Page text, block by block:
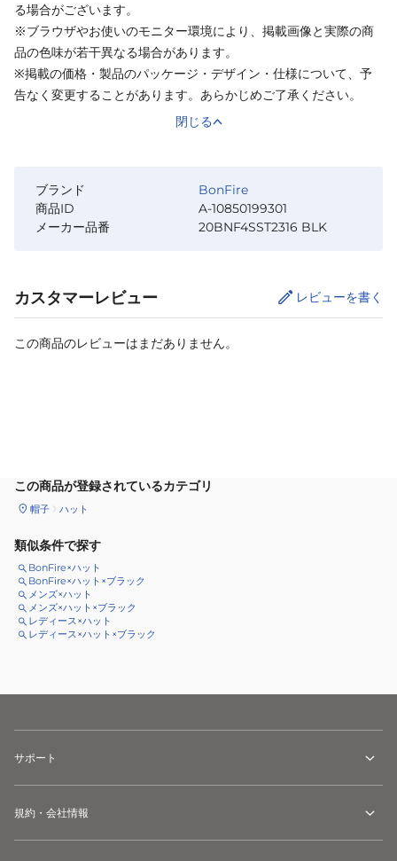
る場合がございます。
※ブラウザやお使いのモニター環境により、掲載画像と実際の商
品の色味が若干異なる場合があります。
※掲載の価格・製品のパッケージ・デザイン・仕様について、予
告なく変更することがあります。あらかじめご了承ください。
閉じる
ブランド
BonFire
商品ID
A-10850199301
メーカー品番
20BNF4SST2316 BLK
カスタマーレビュー レビューを書く
この商品のレビューはまだありません。
この商品が登録されているカテゴリ
帽子 ハット
類似条件で探す
BonFire×ハット
BonFire×ハット×ブラック
メンズ×ハット
メンズ×ハット×ブラック
レディース×ハット
レディース×ハット×ブラック
サポート
規約・会社情報